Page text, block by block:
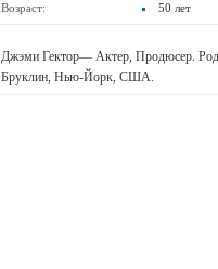
Возраст: 50 лет
Джэми Гектор— Актер, Продюсер.
Бруклин, Нью-Йорк, США.